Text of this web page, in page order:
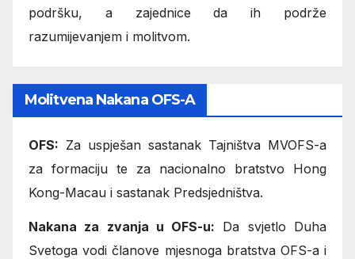
podršku, a zajednice da ih podrže
razumijevanjem i molitvom.
Molitvena Nakana OFS-A
OFS: Za uspješan sastanak Tajništva MVOFS-a
za formaciju te za nacionalno bratstvo Hong
Kong-Macau i sastanak Predsjedništva.
Nakana za zvanja u OFS-u: Da svjetlo Duha
Svetoga vodi članove mjesnoga bratstva OFS-a i